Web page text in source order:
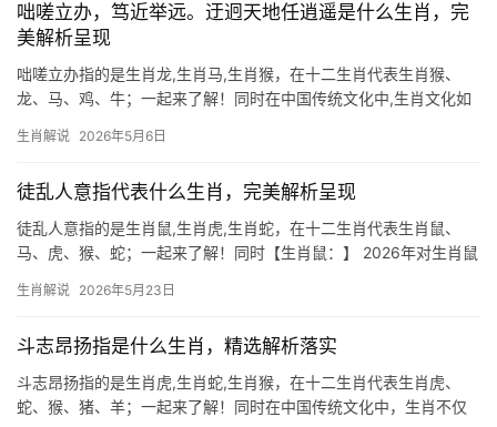
咄嗟立办，笃近举远。迂迥天地任逍遥是什么生肖，完
美解析呈现
咄嗟立办指的是生肖龙,生肖马,生肖猴，在十二生肖代表生肖猴、
龙、马、鸡、牛；一起来了解！同时在中国传统文化中,生肖文化如
我们便从“咄嗟立办，笃近举远，迂回天地任逍遥”这一充满哲思的意
生肖解说 2026年5月6日
徒乱人意指代表什么生肖，完美解析呈现
徒乱人意指的是生肖鼠,生肖虎,生肖蛇，在十二生肖代表生肖鼠、
马、虎、猴、蛇；一起来了解！同时【生肖鼠：】 2026年对生肖鼠
部分人甚至因项目被抢而郁郁寡欢，但下半年转机显现，尤其29岁
生肖解说 2026年5月23日
斗志昂扬指是什么生肖，精选解析落实
斗志昂扬指的是生肖虎,生肖蛇,生肖猴，在十二生肖代表生肖虎、
蛇、猴、猪、羊；一起来了解！同时在中国传统文化中，生肖不仅